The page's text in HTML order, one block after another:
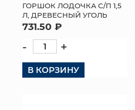
ГОРШОК ЛОДОЧКА С/П 1,5
Л, ДРЕВЕСНЫЙ УГОЛЬ
731.50 ₽
- +
В КОРЗИНУ